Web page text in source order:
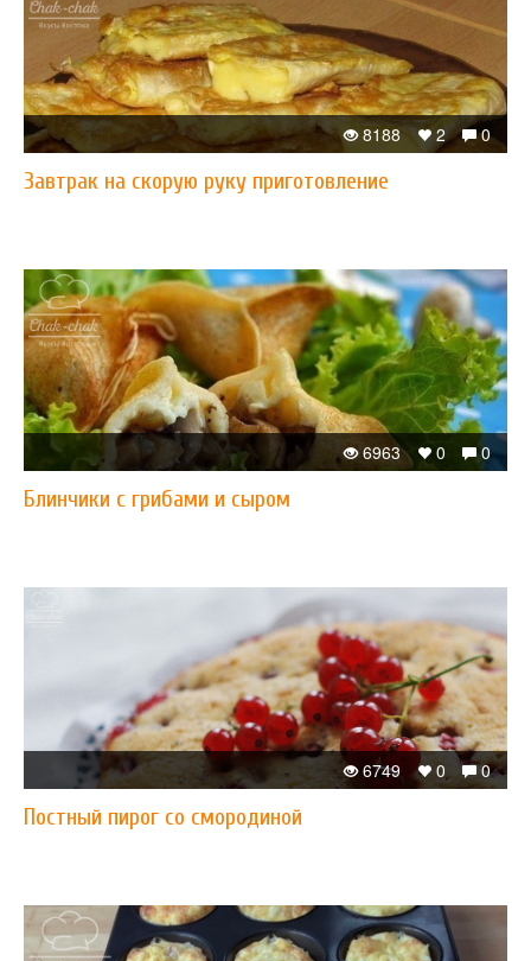
0
2
8188
Завтрак на скорую руку приготовление
0
0
6963
Блинчики с грибами и сыром
0
0
6749
Постный пирог со смородиной